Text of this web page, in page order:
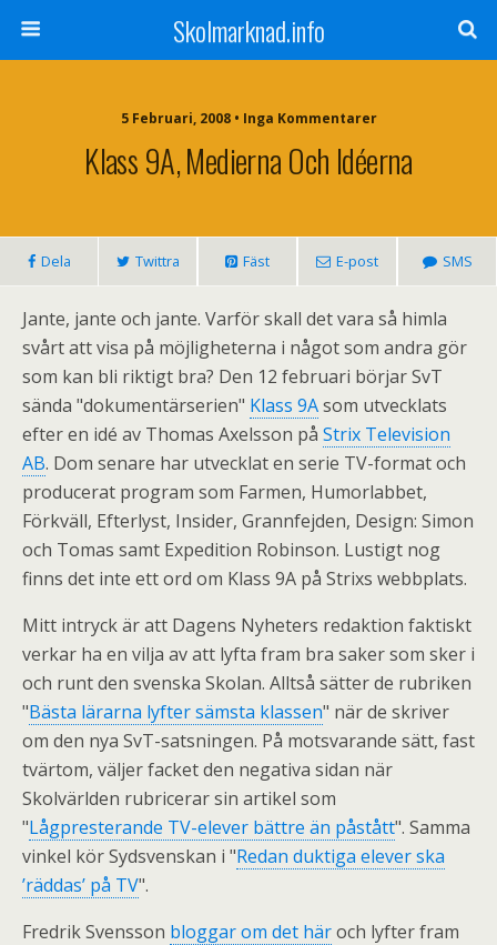
Skolmarknad.info
5 Februari, 2008 • Inga Kommentarer
Klass 9A, Medierna Och Idéerna
Dela Twittra Fäst E-post SMS
Jante, jante och jante. Varför skall det vara så himla
svårt att visa på möjligheterna i något som andra gör
som kan bli riktigt bra? Den 12 februari börjar SvT
sända "dokumentärserien" Klass 9Asom utvecklats
efter en idé av Thomas Axelsson på Strix Television
AB. Dom senare har utvecklat en serie TV-format och
producerat program som Farmen, Humorlabbet,
Förkväll, Efterlyst, Insider, Grannfejden, Design: Simon
och Tomas samt Expedition Robinson. Lustigt nog
finns det inte ett ord om Klass 9A på Strixs webbplats.
Mitt intryck är att Dagens Nyheters redaktion faktiskt
verkar ha en vilja av att lyfta fram bra saker som sker i
och runt den svenska Skolan. Alltså sätter de rubriken
"Bästa lärarna lyfter sämsta klassen" när de skriver
om den nya SvT-satsningen. På motsvarande sätt, fast
tvärtom, väljer facket den negativa sidan när
Skolvärlden rubricerar sin artikel som
"Lågpresterande TV-elever bättre än påstått". Samma
vinkel kör Sydsvenskan i "Redan duktiga elever ska
’räddas’ på TV".
Fredrik Svensson bloggar om det häroch lyfter fram